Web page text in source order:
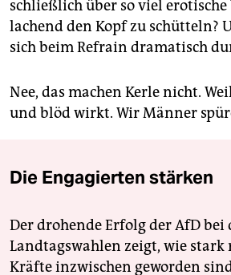
schließlich über so viel
lachend den Kopf zu schütteln?
sich beim Refrain dramatisch
Nee, das machen Kerle nicht.
und blöd wirkt. Wir Männer
Die Engagierten stärken
Der drohende Erfolg der AfD bei
Landtagswahlen zeigt, wie stark
Kräfte inzwischen geworden